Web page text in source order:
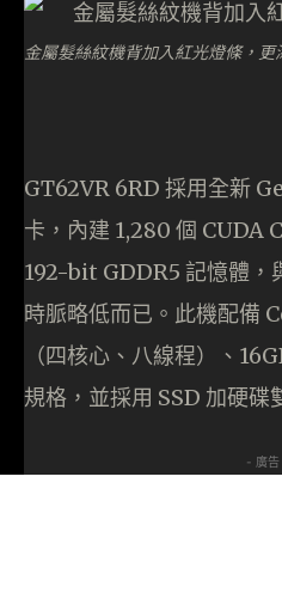
金屬髮絲紋機背加入紅光燈條，更
GT62VR 6RD 採用全新
卡，內建 1,280 個 CUDA
192-bit GDDR5 記憶體，
時脈略低而已。此機配備
（四核心、八線程）、
規格，並採用 SSD 加硬碟
- 廣